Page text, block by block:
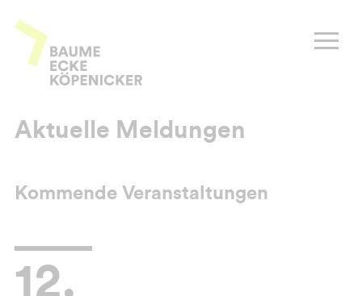
Inhalt
springen
Baume Ecke Köpenicker
Aktuelle Meldungen
Kommende Veranstaltungen
12.